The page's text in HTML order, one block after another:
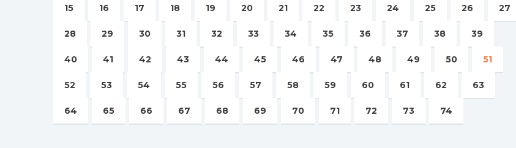
15 16 17 18 19 20 21 22 23 24 25 26 27
28 29 30 31 32 33 34 35 36 37 38 39
40 41 42 43 44 45 46 47 48 49 50 51
52 53 54 55 56 57 58 59 60 61 62 63
64 65 66 67 68 69 70 71 72 73 74